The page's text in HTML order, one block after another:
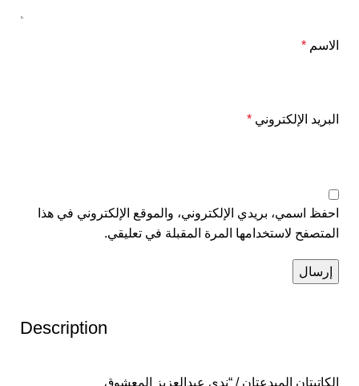
الاسم *
البريد الإلكتروني *
احفظ اسمي، بريدي الإلكتروني، والموقع الإلكتروني في هذا
المتصفح لاستخدامها المرة المقبلة في تعليقي.
Description
الكاتبتان المبدعتان / “ندى عبدالعزيز المعشوق